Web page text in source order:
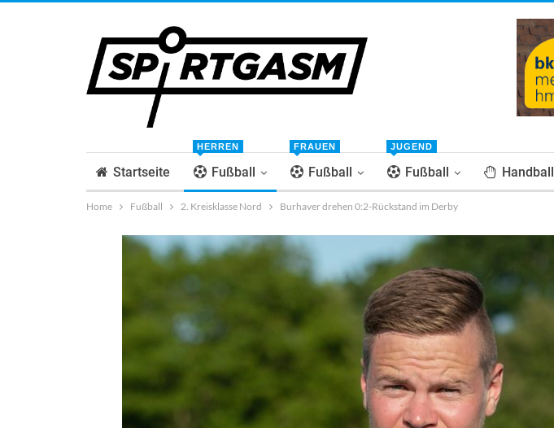
Startseite Fußball
HERREN
Fußball
FRAUEN
Fußball
JUGEND
Handball
Home Fußball 2. Kreisklasse Nord Burhaver drehen 0:2-Rückstand im Derby